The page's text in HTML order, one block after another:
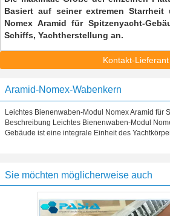
Basiert auf seiner extremen
Nomex Aramid für Spitzenyacht-
Schiffs, Yachtherstellung an.
Kontakt-Lieferant
Aramid-Nomex-Wabenkern
Leichtes Bienenwaben-Modul Nomex Aramid für
Beschreibung Leichtes Bienenwaben-Modul
Gebäude ist eine integrale Einheit des
Sie möchten möglicherweise auch